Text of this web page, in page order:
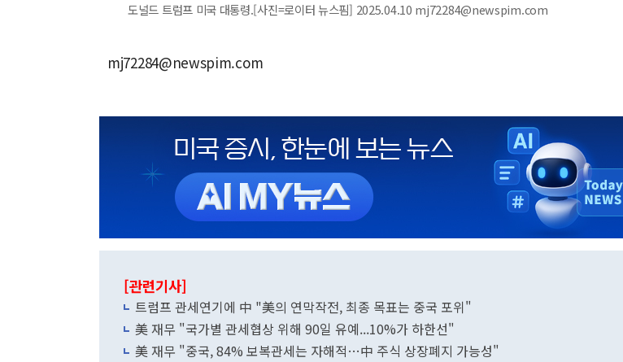
도널드 트럼프 미국 대통령.[사진=로이터 뉴스핌] 2025.04.10 mj72284@newspim.com
mj72284@newspim.com
[관련기사]
트럼프 관세연기에 中 "美의 연막작전, 최종 목표는 중국 포위"
美 재무 "국가별 관세협상 위해 90일 유예...10%가 하한선"
美 재무 "중국, 84% 보복관세는 자해적…中 주식 상장폐지 가능성"